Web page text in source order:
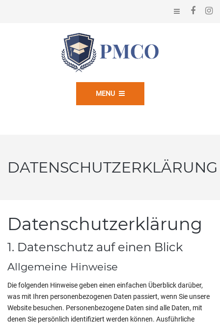
MENU
DATENSCHUTZERKLÄRUNG
Datenschutzerklärung
1. Datenschutz auf einen Blick
Allgemeine Hinweise
Die folgenden Hinweise geben einen einfachen Überblick darüber,
was mit Ihren personenbezogenen Daten passiert, wenn Sie unsere
Website besuchen. Personenbezogene Daten sind alle Daten, mit
denen Sie persönlich identifiziert werden können. Ausführliche